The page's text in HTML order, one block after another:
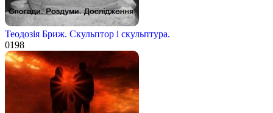
Теодозія Бриж. Скульптор і скульптура.
0198